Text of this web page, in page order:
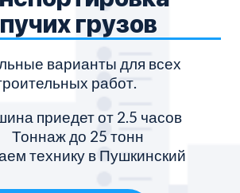
грузов
варианты для всех
работ.
приедет от 2.5 часов
Тоннаж до 25 тонн
технику в Пушкинский